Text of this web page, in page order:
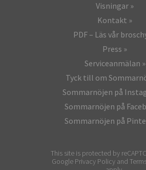
Visningar
Kontakt
PDF – Läs vår
Press
Serviceanmälan
Tyck till om
Sommarnöjen på
Sommarnöjen på
Sommarnöjen på
This site is protected by
Google Privacy Policy and